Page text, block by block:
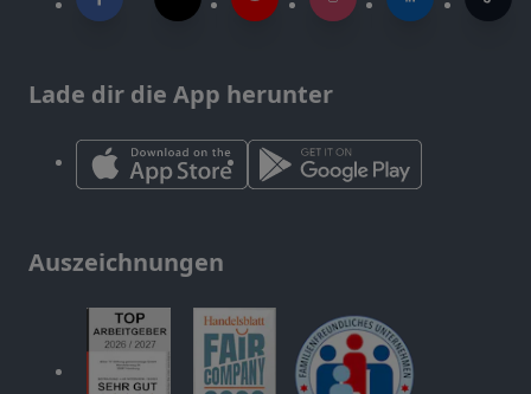
Lade dir die App herunter
Auszeichnungen